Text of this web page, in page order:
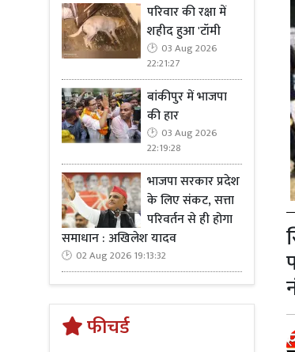
परिवार की रक्षा में
शहीद हुआ 'टॉमी
03 Aug 2026
22:21:27
बांकीपुर में भाजपा
की हार
03 Aug 2026
22:19:28
भाजपा सरकार प्रदेश
के लिए संकट, सत्ता
परिवर्तन से ही होगा
समाधान : अखिलेश यादव
02 Aug 2026 19:13:32
फीचर्ड